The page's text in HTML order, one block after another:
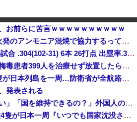
お前らに苦言ｗｗｗｗｗｗｗｗｗｗ
韓国政府「3年前に石炭火発のアンモニア混焼で協力するっていったけどあれ取りやめな。政権変わったし」……韓国とまともな協力ができない理由、これなんですよね
エンカーナシオン(De) 25試合 .304(102-31) 6本 26打点 出塁率.311 OPS.831 wRC+137 WAR+0.7他
【狂気】米政府「黒人の梅毒患者399人を治療せず放置したらどうなるか見たろ！」→40年間続けてしまう
中国とロシア海軍艦艇4隻が日本列島を一周…防衛省が全航路を公開！
発表される
「あきれてモノが言えない」「国を維持できるの？」外国人の永住許可要件の厳格化で在日中国人の本音は？
【速報】 中露の武装軍艦4隻が日本一周『いつでも国家沈没させられるぞ』